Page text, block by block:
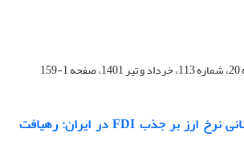
1-159
بررسی تأثیر نااطمینانی نرخ ارز بر جذب FDI در ایران: رهیافت